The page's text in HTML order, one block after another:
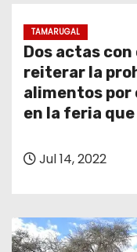
TAMARUGAL
Dos actas
reiterar la
alimentos
en la feria
Jul 14, 2022